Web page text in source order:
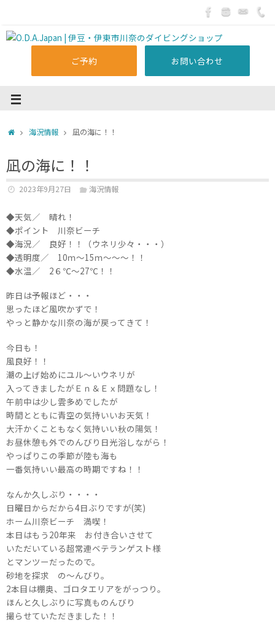
ご予約 お問い合わせ
海況情報 凪の海に！！
凪の海に！！
2023年9月27日 海況情報
◆天気／ 晴れ！
◆ポイント 川奈ビーチ
◆海況／ 良好！！（ウネリ少々・・・）
◆透明度／ 10ｍ～15ｍ～～～！！
◆水温／ 2６℃～27℃！！
昨日は予報ほど・・・
思ったほど風吹かずで！
やっと静かな川奈の海が戻ってきて！
今日も！
風良好！！
潮の上げ始めにユル～いウネリが
入ってきましたがＥｎ＆Ｅｘ問題なし！
午前中は少し雲多めでしたが
時間とともに青空の気持いいお天気！
大汗かくこともなく気持いい秋の陽気！
お昼休憩も外でのんびり日光浴しながら！
やっぱりこの季節が陸も海も
一番気持いい最高の時期ですね！！
なんか久しぶり・・・・
日曜日からだから4日ぶりですが(笑)
ホーム川奈ビーチ 満喫！
本日はもう20年来 お付き合いさせて
いただいている超常連ベテランゲスト様
とマンツーだったので。
砂地を探求 の～んびり。
2本目は棚奥、ゴロタエリアをがっつり。
ほんと久しぶりに写真ものんびり
撮らせていただきました！！